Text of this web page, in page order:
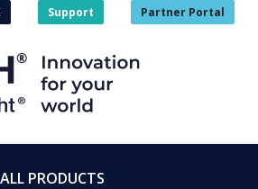
Support Partner Portal
ALL PRODUCTS